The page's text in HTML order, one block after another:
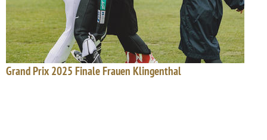
Grand Prix 2025 Finale Frauen Klingenthal